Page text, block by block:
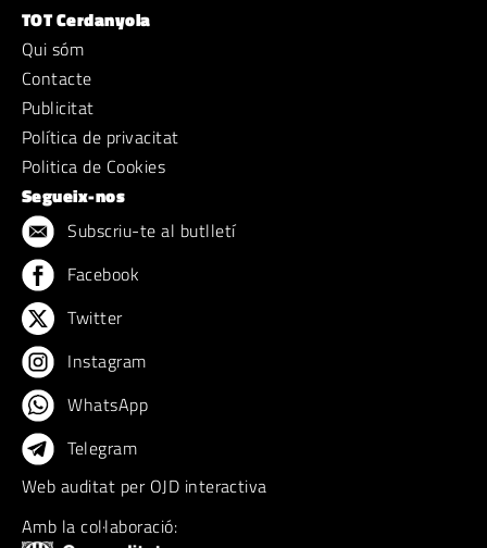
TOT Cerdanyola
Qui sóm
Contacte
Publicitat
Política de privacitat
Politica de Cookies
Segueix-nos
Subscriu-te al butlletí
Facebook
Twitter
Instagram
WhatsApp
Telegram
Web auditat per OJD interactiva
Amb la col·laboració: